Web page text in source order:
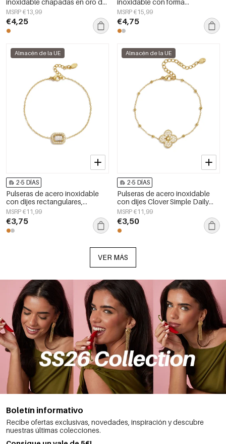
inoxidable chapadas en oro de
14 quilates, diseño de corazón,
estilo sencillo para uso diario,
serie Simple. Joyería para mujer.
MSRP €13,99
€4,25
inoxidable con forma
geométrica, sencillas, de la serie
Daily Simple, joyería para mujer.
MSRP €15,99
€4,75
Almacén de la UE
2-5 DÍAS
Pulseras de acero inoxidable
con dijes rectangulares,
sencillas, de la serie Daily
Simple, joyería para mujer.
MSRP €11,99
€3,75
Almacén de la UE
2-5 DÍAS
Pulseras de acero inoxidable
con dijes Clover Simple Daily
Simple Series Joyería para mujer
MSRP €11,99
€3,50
VER MÁS
Boletín informativo
Recibe ofertas exclusivas, novedades, inspiración y descubre
nuestras últimas colecciones.